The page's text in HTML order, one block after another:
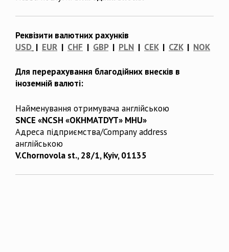
Реквізити валютних рахунків
USD | EUR | CHF | GBP| PLN | CEK| CZK| NOK
Для перерахування благодійних внесків в
іноземній валюті:
Найменування отримувача англійською
SNCE «NCSH «OKHMATDYT» MHU»
Адреса підприємства/Company address
англійською
V.Chornovola st., 28/1, Kyiv, 01135